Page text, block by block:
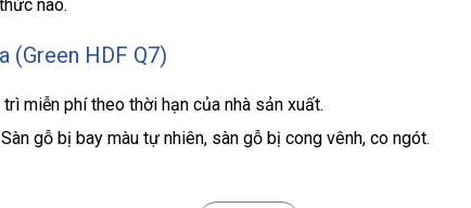
nào.
(Green HDF Q7)
miễn phí theo thời hạn của nhà sản xuất.
gỗ bị bay màu tự nhiên, sàn gỗ bị cong vênh, co ngót.